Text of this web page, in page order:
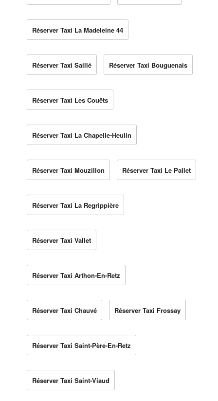
Réserver Taxi La Madeleine 44
Réserver Taxi Saillé Réserver Taxi Bouguenais
Réserver Taxi Les Couêts
Réserver Taxi La Chapelle-Heulin
Réserver Taxi Mouzillon Réserver Taxi Le Pallet
Réserver Taxi La Regrippière
Réserver Taxi Vallet
Réserver Taxi Arthon-En-Retz
Réserver Taxi Chauvé Réserver Taxi Frossay
Réserver Taxi Saint-Père-En-Retz
Réserver Taxi Saint-Viaud